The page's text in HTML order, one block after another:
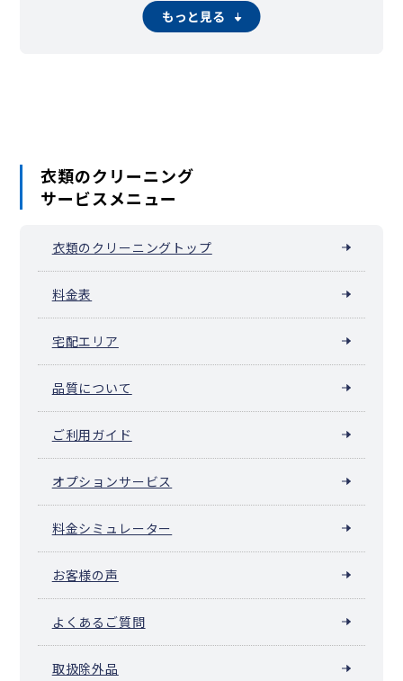
もっと見る
衣類のクリーニング
サービスメニュー
衣類のクリーニングトップ
料金表
宅配エリア
品質について
ご利用ガイド
オプションサービス
料金シミュレーター
お客様の声
よくあるご質問
取扱除外品